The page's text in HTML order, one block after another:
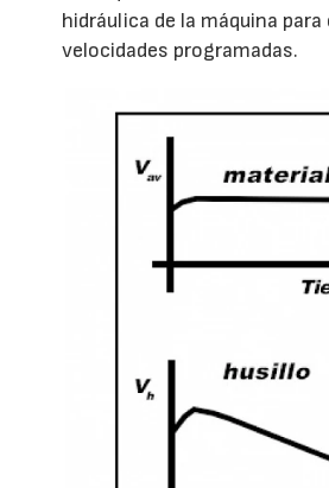
hidráulica de la máquina
velocidades programadas.